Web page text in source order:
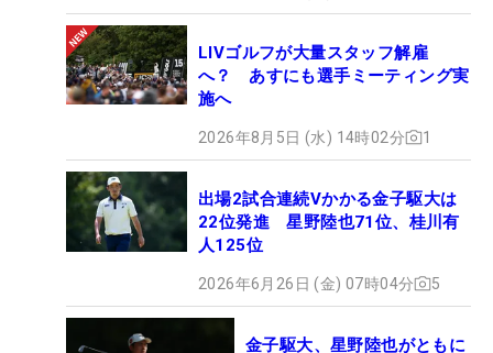
LIVゴルフが大量スタッフ解雇
へ？ あすにも選手ミーティング実
施へ
2026年8月5日 (水) 14時02分 1
出場2試合連続Vかかる金子駆大は
22位発進 星野陸也71位、桂川有
人125位
2026年6月26日 (金) 07時04分 5
金子駆大、星野陸也がともに